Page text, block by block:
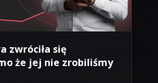
zwróciła się
że jej nie zrobiliśmy